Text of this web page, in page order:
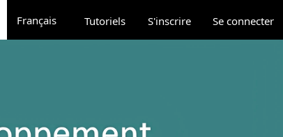
Changer de langue. La langue actuelle est :
Français
Administration
Tutoriels S'inscrire Se connecter